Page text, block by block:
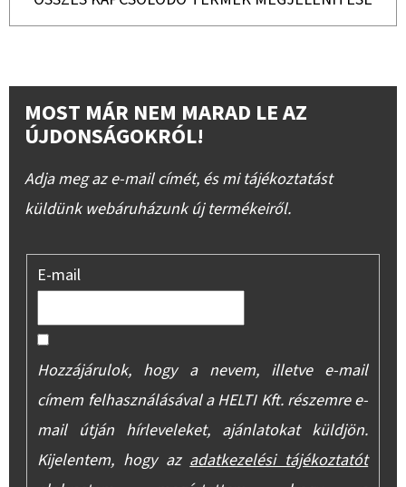
MOST MÁR NEM MARAD LE AZ
ÚJDONSÁGOKRÓL!
Adja meg az e-mail címét, és mi tájékoztatást
küldünk webáruházunk új termékeiről.
E-mail
Hozzájárulok, hogy a nevem, illetve e-mail
címem felhasználásával a HELTI Kft. részemre e-
mail útján hírleveleket, ajánlatokat küldjön.
Kijelentem, hogy azadatkezelési tájékoztatót